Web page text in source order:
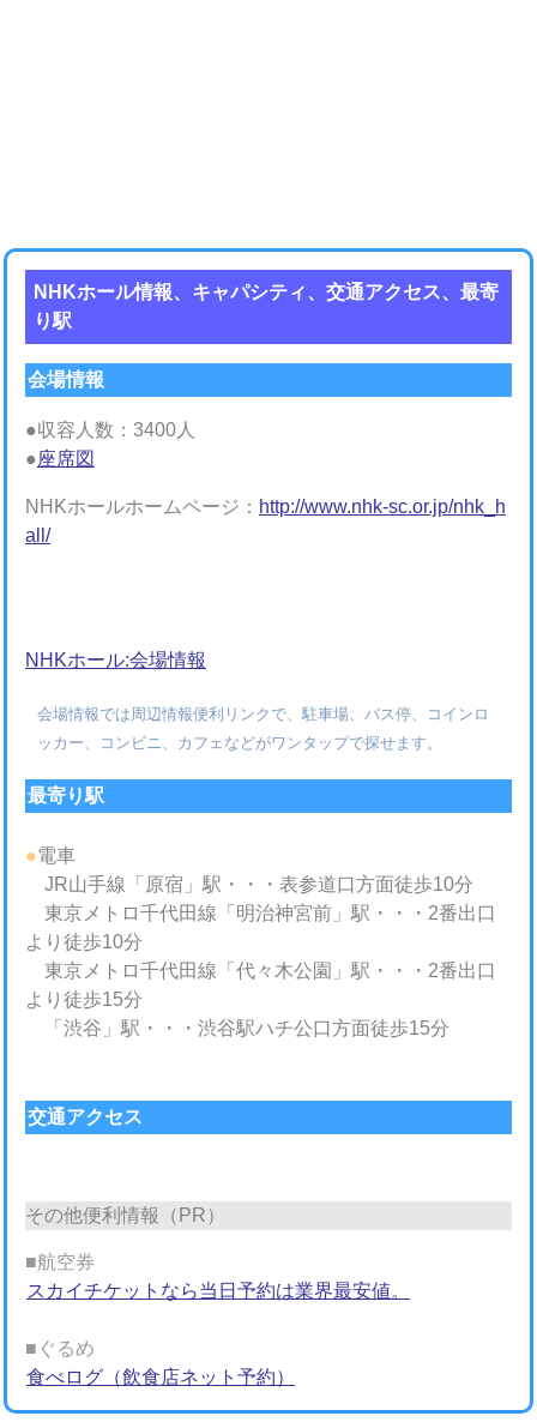
NHKホール情報、キャパシティ、交通アクセス、最寄
り駅
会場情報
●収容人数：3400人
●座席図
NHKホールホームページ： http://www.nhk-sc.or.jp/nhk_h
all/
NHKホール:会場情報
会場情報では周辺情報便利リンクで、駐車場、バス停、コインロ
ッカー、コンビニ、カフェなどがワンタップで探せます。
最寄り駅
●電車
JR山手線「原宿」駅・・・表参道口方面徒歩10分
東京メトロ千代田線「明治神宮前」駅・・・2番出口
より徒歩10分
東京メトロ千代田線「代々木公園」駅・・・2番出口
より徒歩15分
「渋谷」駅・・・渋谷駅ハチ公口方面徒歩15分
交通アクセス
その他便利情報（PR）
■航空券
スカイチケットなら当日予約は業界最安値。
■ぐるめ
食べログ（飲食店ネット予約）